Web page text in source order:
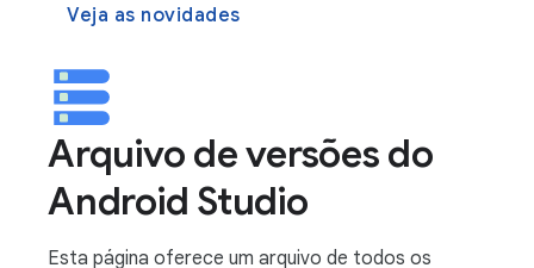
Veja as novidades
Arquivo de versões do
Android Studio
Esta página oferece um arquivo de todos os